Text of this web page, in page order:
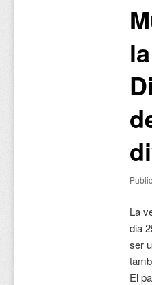
La
dia
ser
El